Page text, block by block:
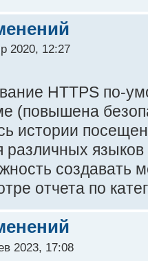
2020, 12:27
HTTPS по-
(повышена
истории
различных языков
создавать
отчета по
2023, 17:08